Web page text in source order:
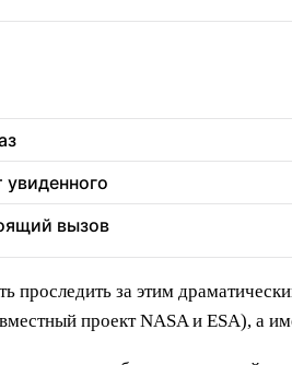
вызов
проследить за этим
проект NASA и ESA), а